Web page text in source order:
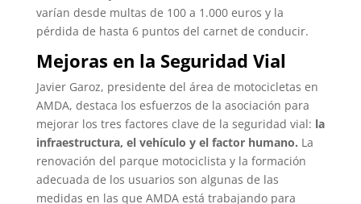
varían desde multas de 100 a 1.000 euros y la
pérdida de hasta 6 puntos del carnet de conducir.
Mejoras en la Seguridad Vial
Javier Garoz, presidente del área de motocicletas en
AMDA, destaca los esfuerzos de la asociación para
mejorar los tres factores clave de la seguridad vial: la
infraestructura, el vehículo y el factor humano. La
renovación del parque motociclista y la formación
adecuada de los usuarios son algunas de las
medidas en las que AMDA está trabajando para